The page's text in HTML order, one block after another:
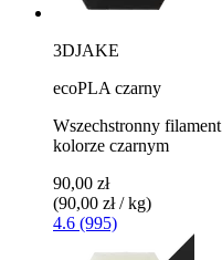
3DJAKE
ecoPLA czarny
Wszechstronny
kolorze czarnym
90,00 zł
(90,00 zł / kg)
4.6 (995)